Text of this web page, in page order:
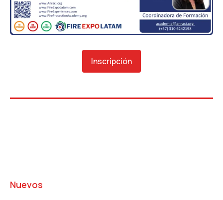
Inscripción
Nuevos